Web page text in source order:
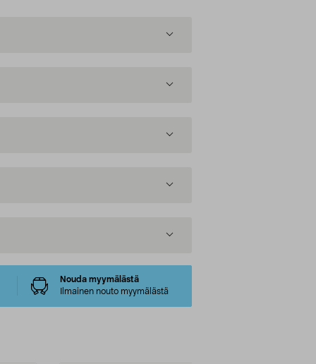
Nouda myymälästä
Ilmainen nouto myymälästä